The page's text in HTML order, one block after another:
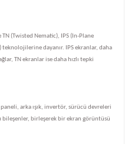
(Twisted Nematic), IPS (In-Plane
teknolojilerine dayanır. IPS ekranlar, daha
TN ekranlar ise daha hızlı tepki
arka ışık, invertör, sürücü devreleri
bileşenler, birleşerek bir ekran görüntüsü